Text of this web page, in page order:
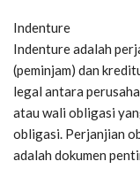
Indenture
Indenture adalah
(peminjam) dan
legal antara
atau wali obligasi
obligasi. Perjanjian
adalah dokumen